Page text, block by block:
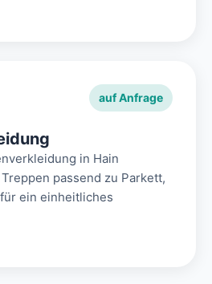
auf Anfrage
in Hain
passend zu Parkett,
ein einheitliches